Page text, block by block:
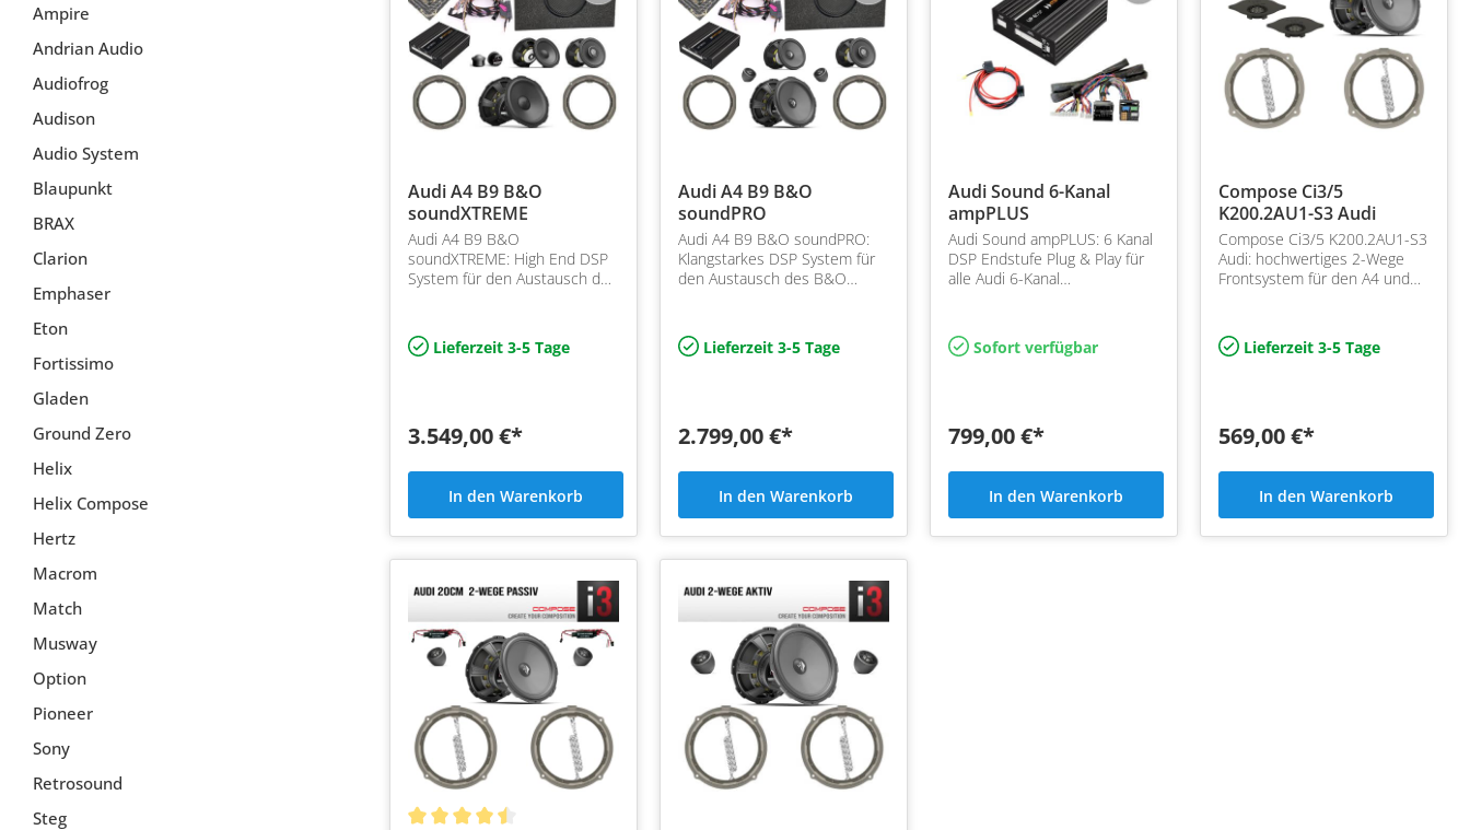
Ampire
Andrian Audio
Audiofrog
Audison
Audio System
Blaupunkt
BRAX
Clarion
Emphaser
Eton
Fortissimo
Gladen
Ground Zero
Helix
Helix Compose
Hertz
Macrom
Match
Musway
Option
Pioneer
Sony
Retrosound
Steg
Audi A4 B9 B&O
soundXTREME
Audi A4 B9 B&O
soundXTREME: High End DSP
System für den Austausch des
Frontlautsprechern und
Dämmung
Lieferzeit 3-5 Tage
3.549,00 €*
In den Warenkorb
Audi A4 B9 B&O
soundPRO
Audi A4 B9 B&O soundPRO:
Klangstarkes DSP System für
den Austausch des B&O
Frontlautsprechern und
Dämmung
Lieferzeit 3-5 Tage
2.799,00 €*
In den Warenkorb
Audi Sound 6-Kanal
ampPLUS
Audi Sound ampPLUS: 6 Kanal
DSP Endstufe Plug & Play für
alle Audi 6-Kanal
Sofort verfügbar
799,00 €*
In den Warenkorb
Compose Ci3/5
K200.2AU1-S3 Audi
Compose Ci3/5 K200.2AU1-S3
Audi: hochwertiges 2-Wege
Frontsystem für den A4 und
und den i5 Hochtönern
Lieferzeit 3-5 Tage
569,00 €*
In den Warenkorb